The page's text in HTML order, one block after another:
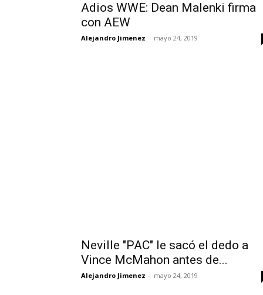
Adios WWE: Dean Malenki firma
con AEW
Alejandro Jimenez - mayo 24, 2019
Neville "PAC" le sacó el dedo a
Vince McMahon antes de...
Alejandro Jimenez - mayo 24, 2019